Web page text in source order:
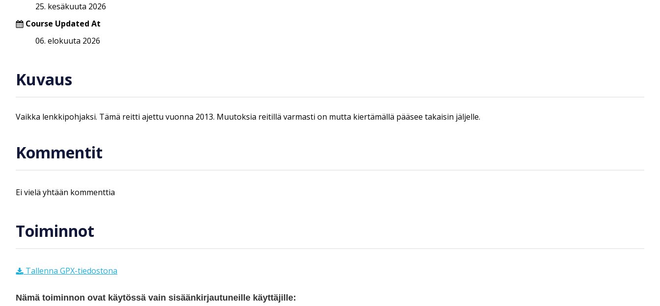
25. kesäkuuta 2026
Course Updated At
06. elokuuta 2026
Kuvaus
Vaikka lenkkipohjaksi. Tämä reitti ajettu vuonna 2013. Muutoksia reitillä varmasti on mutta kiertämällä pääsee takaisin jäljelle.
Kommentit
Ei vielä yhtään kommenttia
Toiminnot
Tallenna GPX-tiedostona
Nämä toiminnon ovat käytössä vain sisäänkirjautuneille käyttäjille: